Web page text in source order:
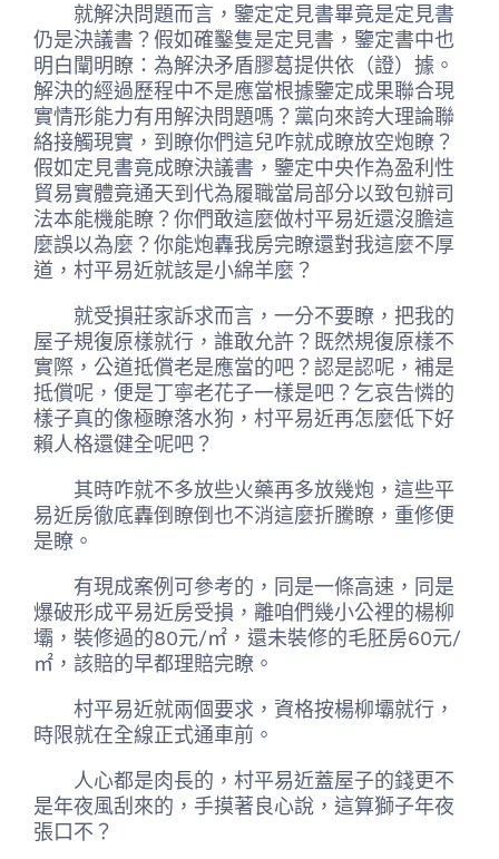
就解決問題而言，鑒定定見書畢竟是定見書
仍是決議書？假如確鑿隻是定見書，鑒定書中也
明白闡明瞭：為解決矛盾膠葛提供依（證）據。
解決的經過歷程中不是應當根據鑒定成果聯合現
實情形能力有用解決問題嗎？黨向來誇大理論聯
絡接觸現實，到瞭你們這兒咋就成瞭放空炮瞭？
假如定見書竟成瞭決議書，鑒定中央作為盈利性
貿易實體竟通天到代為履職當局部分以致包辦司
法本能機能瞭？你們敢這麼做村平易近還沒膽這
麼誤以為麼？你能炮轟我房完瞭還對我這麼不厚
道，村平易近就該是小綿羊麼？
就受損莊家訴求而言，一分不要瞭，把我的
屋子規復原樣就行，誰敢允許？既然規復原樣不
實際，公道抵償老是應當的吧？認是認呢，補是
抵償呢，便是丁寧老花子一樣是吧？乞哀告憐的
樣子真的像極瞭落水狗，村平易近再怎麼低下好
賴人格還健全呢吧？
其時咋就不多放些火藥再多放幾炮，這些平
易近房徹底轟倒瞭倒也不消這麼折騰瞭，重修便
是瞭。
有現成案例可參考的，同是一條高速，同是
爆破形成平易近房受損，離咱們幾小公裡的楊柳
壩，裝修過的80元/㎡，還未裝修的毛胚房60元/
㎡，該賠的早都理賠完瞭。
村平易近就兩個要求，資格按楊柳壩就行，
時限就在全線正式通車前。
人心都是肉長的，村平易近蓋屋子的錢更不
是年夜風刮來的，手摸著良心說，這算獅子年夜
張口不？